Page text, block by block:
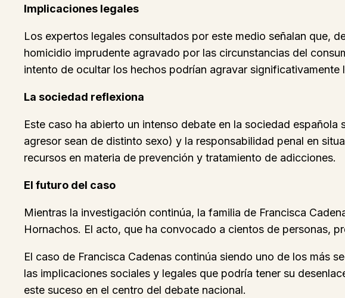
Implicaciones legales
Los expertos legales consultados por este medio señalan que,
homicidio imprudente agravado por las circunstancias del
intento de ocultar los hechos podrían agravar significativamente
La sociedad reflexiona
Este caso ha abierto un intenso debate en la sociedad
agresor sean de distinto sexo) y la responsabilidad penal en
recursos en materia de prevención y tratamiento de adicciones.
El futuro del caso
Mientras la investigación continúa, la familia de Francisca
Hornachos. El acto, que ha convocado a cientos de personas,
El caso de Francisca Cadenas continúa siendo uno de los más
las implicaciones sociales y legales que podría tener su
este suceso en el centro del debate nacional.